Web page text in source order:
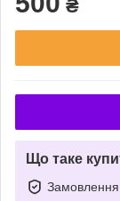
₴
Що таке
Замовлення